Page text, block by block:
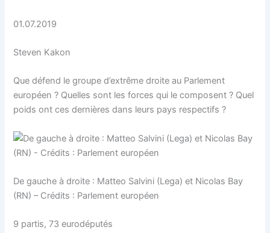
01.07.2019
Steven Kakon
Que défend le groupe d’extrême droite au Parlement
européen ? Quelles sont les forces qui le composent ? Quel
poids ont ces dernières dans leurs pays respectifs ?
De gauche à droite : Matteo Salvini (Lega) et Nicolas Bay
(RN) – Crédits : Parlement européen
9 partis, 73 eurodéputés